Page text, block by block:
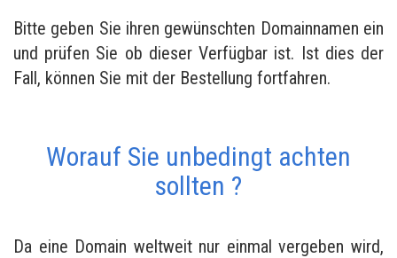
Bitte geben Sie ihren gewünschten Domainnamen ein
und prüfen Sie ob dieser Verfügbar ist. Ist dies der
Fall, können Sie mit der Bestellung fortfahren.
Worauf Sie unbedingt achten
sollten ?
Da eine Domain weltweit nur einmal vergeben wird,